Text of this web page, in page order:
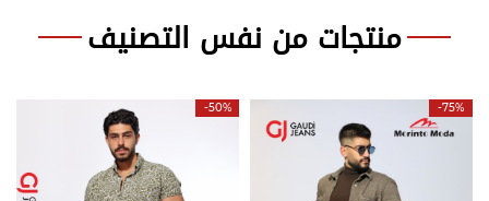
منتجات من نفس التصنيف
-75%
-50%